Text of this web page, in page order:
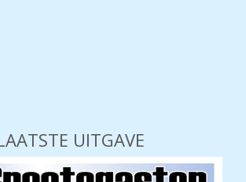
UITGAVE